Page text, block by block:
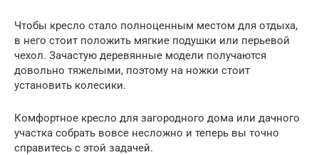
Чтобы кресло стало полноценным местом для отдыха,
в него стоит положить мягкие подушки или перьевой
чехол. Зачастую деревянные модели получаются
довольно тяжелыми, поэтому на ножки стоит
установить колесики.
Комфортное кресло для загородного дома или дачного
участка собрать вовсе несложно и теперь вы точно
справитесь с этой задачей.